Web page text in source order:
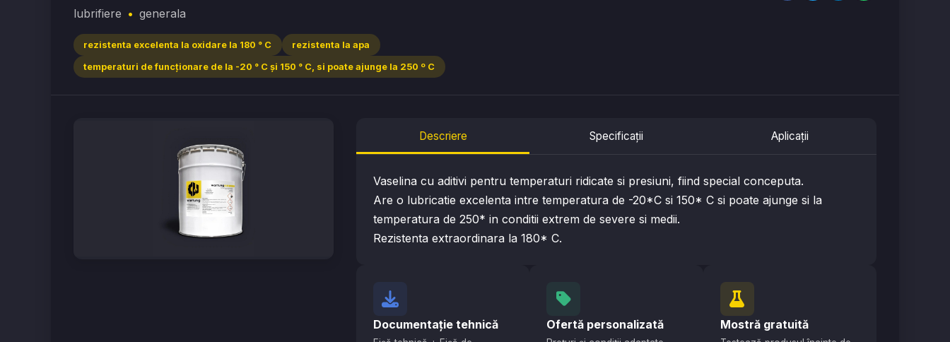
lubrifiere • generala
rezistenta excelenta la oxidare la 180 ° C rezistenta la apa
temperaturi de funcţionare de la -20 ° C şi 150 ° C, si poate ajunge la 250 º C
Descriere Specificații Aplicații
Vaselina cu aditivi pentru temperaturi ridicate si presiuni, fiind special conceputa.
Are o lubricatie excelenta intre temperatura de -20*C si 150* C si poate ajunge si la
temperatura de 250* in conditii extrem de severe si medii.
Rezistenta extraordinara la 180* C.
Documentație tehnică Ofertă personalizată Mostră gratuită